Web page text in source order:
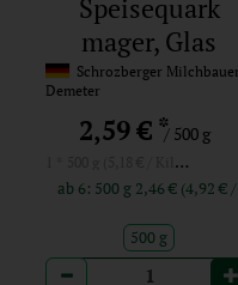
Speisequark
mager, Glas
Schrozberger
Demeter
2,59 €*/ 500 g
1 * 500 g (5,18 € / Kilogramm)
ab 6: 500 g
500 g
Anzahl